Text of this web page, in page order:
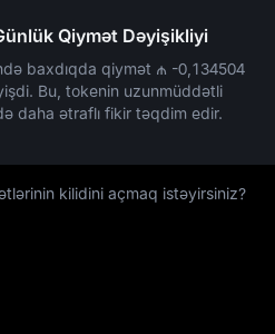
Qiymət Dəyişikliyi
baxdıqda qiymət ₼ -0,134504
Bu, tokenin uzunmüddətli
daha ətraflı fikir təqdim edir.
kilidini açmaq istəyirsiniz?